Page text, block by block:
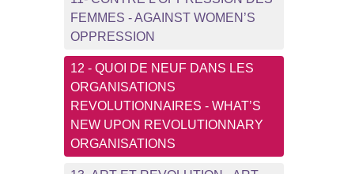
FEMMES - AGAINST WOMEN’S
OPPRESSION
12 - QUOI DE NEUF DANS LES
ORGANISATIONS
REVOLUTIONNAIRES - WHAT’S
NEW UPON REVOLUTIONNARY
ORGANISATIONS